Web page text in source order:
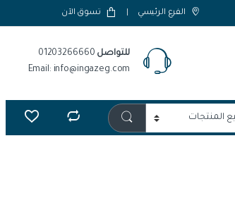
الفرع الرئيسي تسوق الآن
للتواصل
Email: info@ingazeg.com